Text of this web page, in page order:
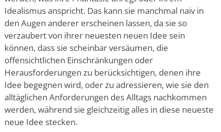
Idealismus anspricht. Das kann sie manchmal naiv in
den Augen anderer erscheinen lassen, da sie so
verzaubert von ihrer neuesten neuen Idee sein
können, dass sie scheinbar versäumen, die
offensichtlichen Einschränkungen oder
Herausforderungen zu berücksichtigen, denen ihre
Idee begegnen wird, oder zu adressieren, wie sie den
alltäglichen Anforderungen des Alltags nachkommen
werden, während sie gleichzeitig alles in diese neueste
neue Idee stecken.